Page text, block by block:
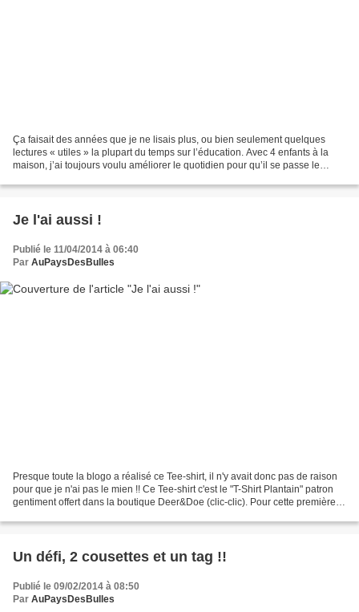
Ça faisait des années que je ne lisais plus, ou bien seulement quelques
lectures « utiles » la plupart du temps sur l’éducation. Avec 4 enfants à la
maison, j’ai toujours voulu améliorer le quotidien pour qu’il se passe le
Je l'ai aussi !
Publié le 11/04/2014 à 06:40
Par AuPaysDesBulles
Presque toute la blogo a réalisé ce Tee-shirt, il n'y avait donc pas de raison
pour que je n'ai pas le mien !! Ce Tee-shirt c'est le "T-Shirt Plantain" patron
gentiment offert dans la boutique Deer&Doe (clic-clic). Pour cette première
Un défi, 2 cousettes et un tag !!
Publié le 09/02/2014 à 08:50
Par AuPaysDesBulles